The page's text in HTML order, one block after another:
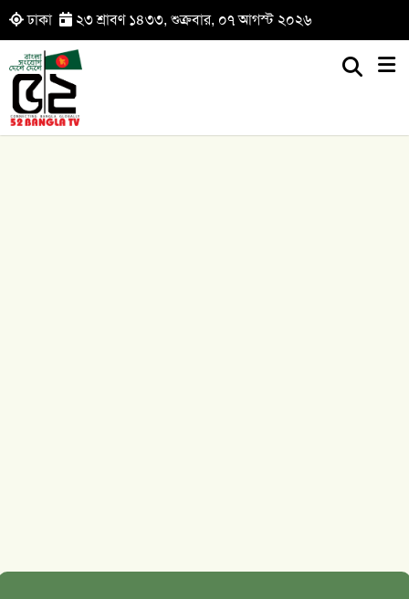
ঢাকা ২৩ শ্রাবণ ১৪৩৩, শুক্রবার, ০৭ আগস্ট ২০২৬